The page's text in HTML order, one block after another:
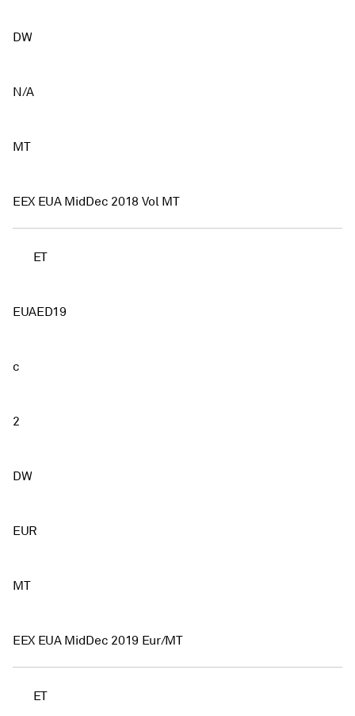
DW
N/A
MT
EEX EUA MidDec 2018 Vol MT
ET
EUAED19
c
2
DW
EUR
MT
EEX EUA MidDec 2019 Eur/MT
ET